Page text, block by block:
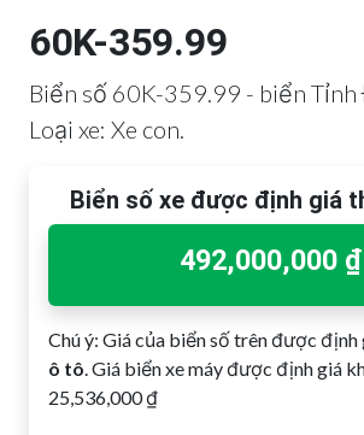
60K-359.99
Biển số 60K-359.99 - biển Tỉnh
Loại xe: Xe con.
Biển số xe được định giá
492,000,000 ₫
Chú ý: Giá của biển số trên được định
ô tô. Giá biển xe máy được định giá
25,536,000 ₫